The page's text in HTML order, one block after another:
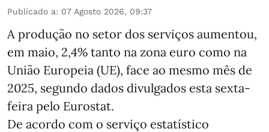
Publicado a: 07 Agosto 2026, 09:37
A produção no setor dos serviços aumentou,
em maio, 2,4% tanto na zona euro como na
União Europeia (UE), face ao mesmo mês de
2025, segundo dados divulgados esta sexta-
feira pelo Eurostat.
De acordo com o serviço estatístico